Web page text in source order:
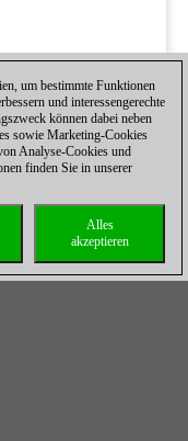
um bestimmte Funktionen
und interessengerechte
können dabei neben
sowie Marketing-Cookies
Analyse-Cookies und
finden Sie in unserer
Alles
akzeptieren